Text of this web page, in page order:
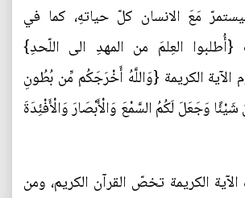
مَعَ الانسان كلّ حياتهِ، كما في
العِلمَ من المهدِ الى اللّحدِ}
الآية الكريمة {وَاللَّهُ أَخْرَجَكُم مِّن بُطُونِ
شَيْئًا وَجَعَلَ لَكُمُ السَّمْعَ وَالْأَبْصَارَ وَالْأَفْئِدَةَ
الكريمة تخصّ القرآن الكريم، ومن